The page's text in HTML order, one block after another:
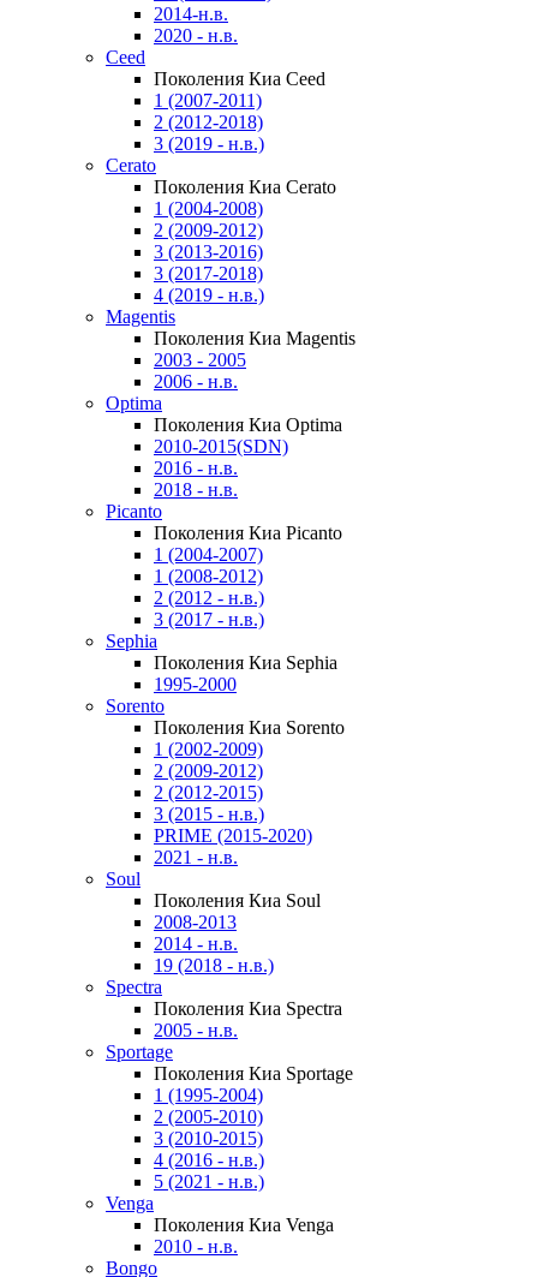
2014-н.в.
2020 - н.в.
Ceed
Поколения Киа Ceed
1 (2007-2011)
2 (2012-2018)
3 (2019 - н.в.)
Cerato
Поколения Киа Cerato
1 (2004-2008)
2 (2009-2012)
3 (2013-2016)
3 (2017-2018)
4 (2019 - н.в.)
Magentis
Поколения Киа Magentis
2003 - 2005
2006 - н.в.
Optima
Поколения Киа Optima
2010-2015(SDN)
2016 - н.в.
2018 - н.в.
Picanto
Поколения Киа Picanto
1 (2004-2007)
1 (2008-2012)
2 (2012 - н.в.)
3 (2017 - н.в.)
Sephia
Поколения Киа Sephia
1995-2000
Sorento
Поколения Киа Sorento
1 (2002-2009)
2 (2009-2012)
2 (2012-2015)
3 (2015 - н.в.)
PRIME (2015-2020)
2021 - н.в.
Soul
Поколения Киа Soul
2008-2013
2014 - н.в.
19 (2018 - н.в.)
Spectra
Поколения Киа Spectra
2005 - н.в.
Sportage
Поколения Киа Sportage
1 (1995-2004)
2 (2005-2010)
3 (2010-2015)
4 (2016 - н.в.)
5 (2021 - н.в.)
Venga
Поколения Киа Venga
2010 - н.в.
Bongo